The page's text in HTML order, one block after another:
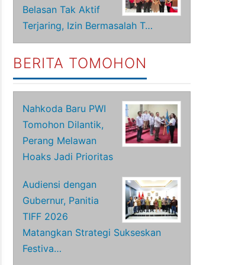
Belasan Tak Aktif
Terjaring, Izin Bermasalah T…
BERITA TOMOHON
Nahkoda Baru PWI
Tomohon Dilantik,
Perang Melawan
Hoaks Jadi Prioritas
Audiensi dengan
Gubernur, Panitia
TIFF 2026
Matangkan Strategi Sukseskan
Festiva…